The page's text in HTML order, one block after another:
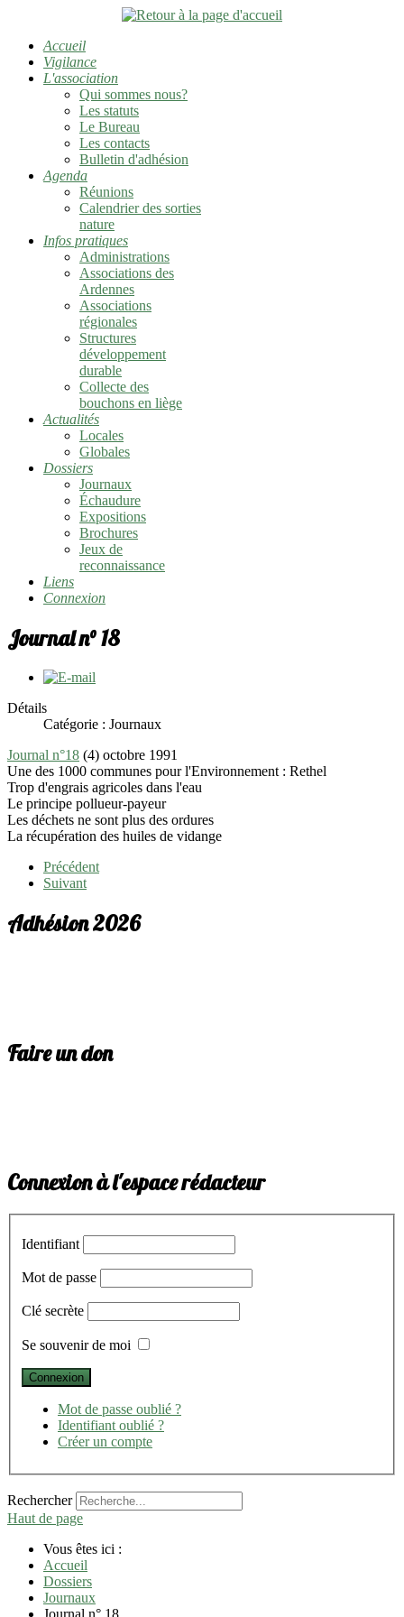
Accueil
Vigilance
L'association
Qui sommes nous?
Les statuts
Le Bureau
Les contacts
Bulletin d'adhésion
Agenda
Réunions
Calendrier des sorties
nature
Infos pratiques
Administrations
Associations des
Ardennes
Associations
régionales
Structures
développement
durable
Collecte des
bouchons en liège
Actualités
Locales
Globales
Dossiers
Journaux
Échaudure
Expositions
Brochures
Jeux de
reconnaissance
Liens
Connexion
Journal n° 18
Détails
Catégorie : Journaux
Journal n°18 (4) octobre 1991
Une des 1000 communes pour l'Environnement : Rethel
Trop d'engrais agricoles dans l'eau
Le principe pollueur-payeur
Les déchets ne sont plus des ordures
La récupération des huiles de vidange
Précédent
Suivant
Adhésion 2026
Faire un don
Connexion à l'espace rédacteur
Identifiant
Mot de passe
Clé secrète
Se souvenir de moi
Mot de passe oublié ?
Identifiant oublié ?
Créer un compte
Rechercher
Haut de page
Vous êtes ici :
Accueil
Dossiers
Journaux
Journal n° 18